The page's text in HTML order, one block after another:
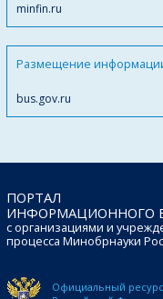
minfin.ru
Размещение
bus.gov.ru
ПОРТАЛ
ИНФОРМАЦИОННОГО
с организациями и
процесса Минобрнауки
Официальный